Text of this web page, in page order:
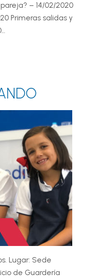
– 14/02/2020
Primeras salidas y
Lugar: Sede
de Guardería